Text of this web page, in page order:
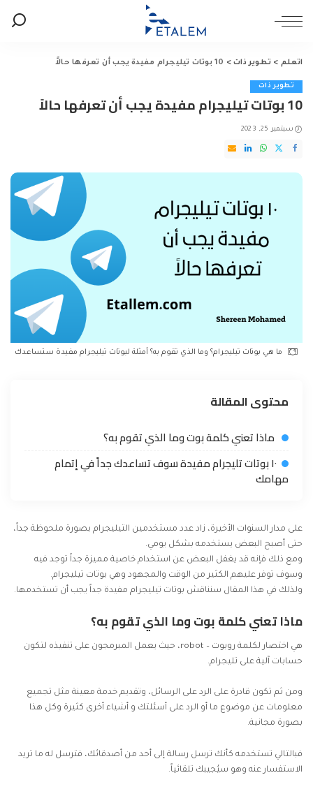
اتعلم > تطوير ذات> 10 بوتات تيليجرام مفيدة يجب أن تعرفها حالاً
تطوير ذات
10 بوتات تيليجرام مفيدة يجب أن تعرفها حالاً
سبتمبر 25, 2023
ما هي بوتات تيليجرام؟ وما الذي تقوم به؟ أمثلة لبوتات تيليجرام مفيدة ستساعدك
محتوى المقالة
ماذا تعني كلمة بوت وما الذي تقوم به؟
١٠ بوتات تليجرام مفيدة سوف تساعدك جداً في إتمام
مهامك
على مدار السنوات الأخيرة، زاد عدد مستخدمين التيليجرام بصورة ملحوظة جداً،
حتى أصبح البعض يستخدمه بشكل يومي.
ومع ذلك فإنه قد يغفل البعض عن استخدام خاصية مميزة جداً توجد فيه
وسوف توفر عليهم الكثير من الوقت والمجهود وهي بوتات تيليجرام.
ولذلك في هذا المقال سنناقش بوتات تيليجرام مفيدة جداً يجب أن تستخدمها.
ماذا تعني كلمة بوت وما الذي تقوم به؟
هي اختصار لكلمة روبوت – robot، حيث يعمل المبرمجون على تنفيذه لتكون
حسابات آلية على تليجرام.
ومن ثم تكون قادرة على الرد على الرسائل، وتقديم خدمة معينة مثل تجميع
معلومات عن موضوع ما أو الرد على أسئلتك و أشياء أخرى كثيرة وكل هذا
بصورة مجانية.
فبالتالي تستخدمه كأنك ترسل رسالة إلى أحد من أصدقائك، فترسل له ما تريد
الاستفسار عنه وهو سيُجيبك تلقائياً.